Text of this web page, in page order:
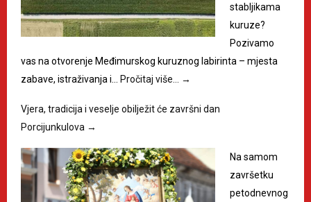
stabljikama
kuruze?
Pozivamo
vas na otvorenje Međimurskog kuruznog labirinta – mjesta
zabave, istraživanja i… Pročitaj više… →
Vjera, tradicija i veselje obilježit će završni dan
Porcijunkulova →
Na samom
završetku
petodnevnog